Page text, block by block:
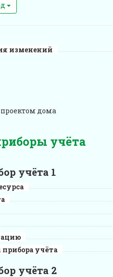
изменений
дома
учёта
учёта 1
учёта
учёта 2